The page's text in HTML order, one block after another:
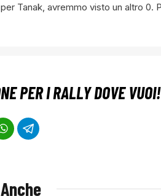
Tanak, avremmo visto un altro 0.